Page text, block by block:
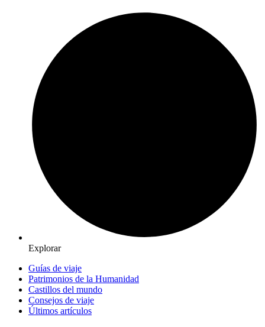
Explorar
Guías de viaje
Patrimonios de la Humanidad
Castillos del mundo
Consejos de viaje
Últimos artículos